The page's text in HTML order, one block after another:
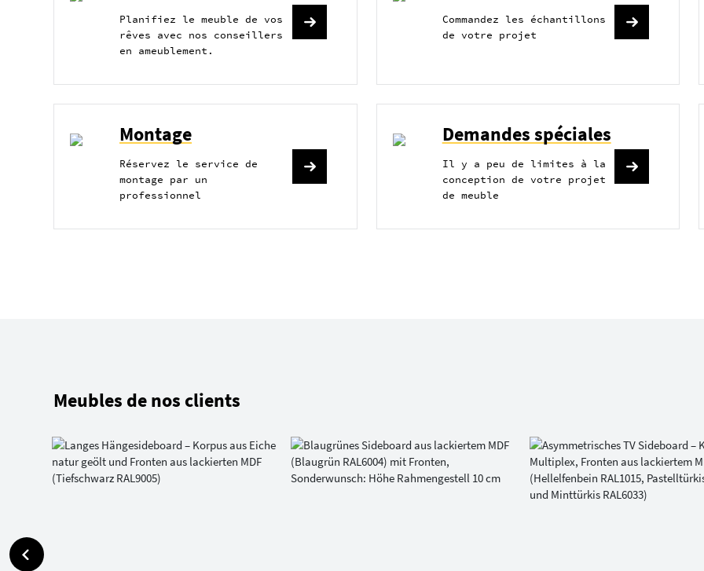
Planifiez le meuble de vos
rêves avec nos conseillers
en ameublement.
Montage
Réservez le service de
montage par un
professionnel
Commandez les échantillons
de votre projet
Demandes spéciales
Il y a peu de limites à la
conception de votre projet
de meuble
Meubles de nos clients